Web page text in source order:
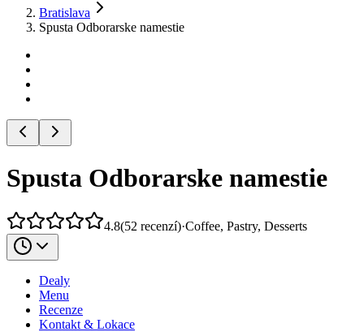
Bratislava
Spusta Odborarske namestie
Spusta Odborarske namestie
4.8(52 recenzí)·Coffee, Pastry, Desserts
Dealy
Menu
Recenze
Kontakt & Lokace